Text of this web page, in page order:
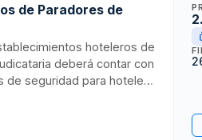
de Paradores de
hoteleros de
deberá contar con
de seguridad para hoteles
de una
así como